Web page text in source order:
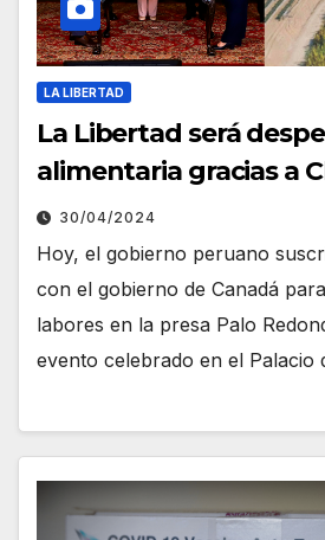
LA LIBERTAD
La Libertad será
alimentaria gracias a
30/04/2024
Hoy, el gobierno peruano
con el gobierno de Canadá
labores en la presa Palo
evento celebrado en el Palacio